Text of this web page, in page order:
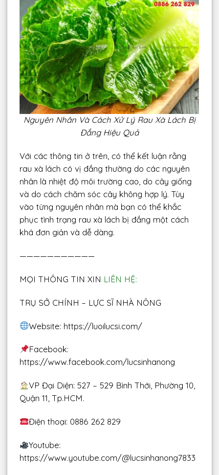
Nguyên Nhân Và Cách Xử Lý Rau Xà Lách Bị
Đắng Hiệu Quả
Với các thông tin ở trên, có thể kết luận rằng
rau xà lách có vị đắng thường do các nguyên
nhân là nhiệt độ môi trường cao, do cây giống
và do cách chăm sóc cây không hợp lý. Tùy
vào từng nguyên nhân mà bạn có thể khắc
phục tình trạng rau xà lách bị đắng một cách
khá đơn giản và dễ dàng.
———————————
MỌI THÔNG TIN XIN LIÊN HỆ:
TRỤ SỞ CHÍNH – LỰC SĨ NHÀ NÔNG
Website: https://luoilucsi.com/
Facebook:
https://www.facebook.com/lucsinhanong
VP Đại Diện: 527 – 529 Bình Thới, Phường 10,
Quận 11, Tp.HCM.
Điện thoại: 0886 262 829
Youtube:
https://www.youtube.com/@lucsinhanong7833